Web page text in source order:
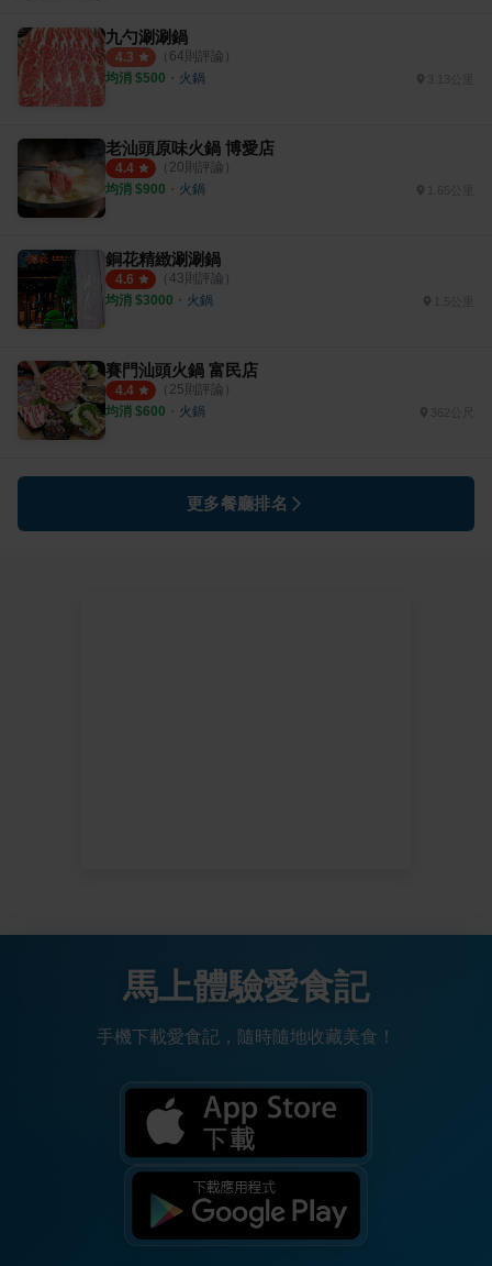
九勺涮涮鍋
4.3 （ 64則評論）
均消 $500 ・ 火鍋
老汕頭原味火鍋 博愛店
4.4 （ 20則評論）
均消 $900 ・ 火鍋 1.65公里
銅花精緻涮涮鍋
4.6 （ 43則評論）
均消 $3000 ・ 火鍋 1.5公里
賽門汕頭火鍋 富民店
4.4 （ 25則評論）
均消 $600 ・ 火鍋
更多餐廳排名
馬上體驗愛食記
手機下載愛食記，隨時隨地收藏美食！